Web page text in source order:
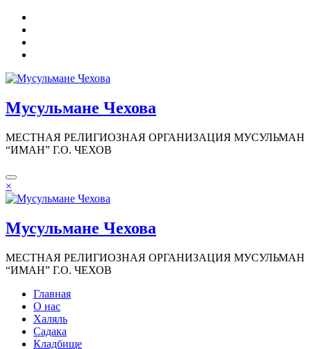
Перейти
содержимому
Мусульмане Чехова
МЕСТНАЯ РЕЛИГИОЗНАЯ ОРГАНИЗАЦИЯ МУСУЛЬМАН
“ИМАН” Г.О. ЧЕХОВ
×
Мусульмане Чехова
МЕСТНАЯ РЕЛИГИОЗНАЯ ОРГАНИЗАЦИЯ МУСУЛЬМАН
“ИМАН” Г.О. ЧЕХОВ
Главная
О нас
Халяль
Садака
Кладбище